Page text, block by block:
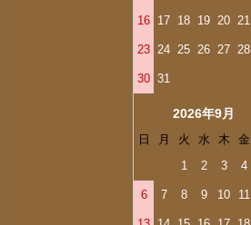
16 17 18 19 20 21
23 24 25 26 27 28
30 31
2026年9月
日 月 火 水 木 金
1
2 3 4
6 7 8 9 10 11